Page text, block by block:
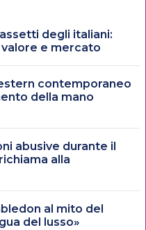
degli italiani:
e mercato
contemporaneo
della mano
abusive durante il
alla
al mito del
del lusso»